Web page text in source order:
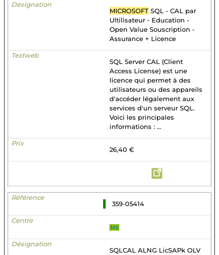
MICROSOFT SQL - CAL par
Ultilisateur - Education -
Open Value Souscription -
Assurance + Licence
SQL Server CAL (Client
Access License) est une
licence qui permet à des
utilisateurs ou des appareils
d'accéder légalement aux
services d'un serveur SQL.
Voici les principales
informations : ...
26,40 €
359-05414
MS
SQLCAL ALNG LicSAPk OLV